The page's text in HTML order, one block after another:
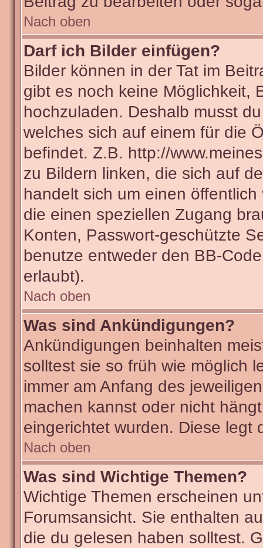
Nach oben
Darf ich Bilder einfügen?
Bilder können in der Tat im
gibt es noch keine Möglichkeit,
hochzuladen. Deshalb musst
welches sich auf einem für die
befindet. Z.B. http://
zu Bildern linken, die sich auf
handelt sich um einen
die einen speziellen Zugang
Konten, Passwort-geschützte
benutze entweder den BB-
erlaubt).
Nach oben
Was sind Ankündigungen?
Ankündigungen beinhalten
solltest sie so früh wie möglich
immer am Anfang des
machen kannst oder nicht
eingerichtet wurden. Diese legt
Nach oben
Was sind Wichtige Themen?
Wichtige Themen erscheinen
Forumsansicht. Sie enthalten
die du gelesen haben solltest.